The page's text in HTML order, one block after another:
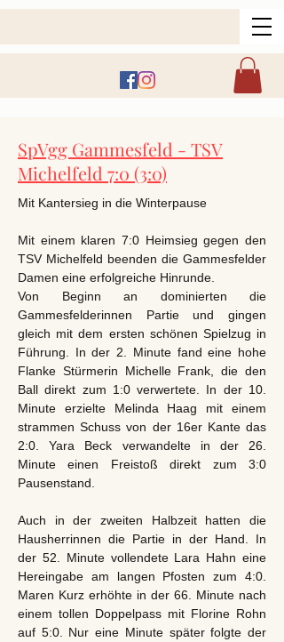
SpVgg Gammesfeld - TSV
Michelfeld 7:0 (3:0)
Mit Kantersieg in die Winterpause
Mit einem klaren 7:0 Heimsieg gegen den
TSV Michelfeld beenden die Gammesfelder
Damen eine erfolgreiche Hinrunde.
Von Beginn an dominierten die
Gammesfelderinnen Partie und gingen
gleich mit dem ersten schönen Spielzug in
Führung. In der 2. Minute fand eine hohe
Flanke Stürmerin Michelle Frank, die den
Ball direkt zum 1:0 verwertete. In der 10.
Minute erzielte Melinda Haag mit einem
strammen Schuss von der 16er Kante das
2:0. Yara Beck verwandelte in der 26.
Minute einen Freistoß direkt zum 3:0
Pausenstand.
Auch in der zweiten Halbzeit hatten die
Hausherrinnen die Partie in der Hand. In
der 52. Minute vollendete Lara Hahn eine
Hereingabe am langen Pfosten zum 4:0.
Maren Kurz erhöhte in der 66. Minute nach
einem tollen Doppelpass mit Florine Rohn
auf 5:0. Nur eine Minute später folgte der